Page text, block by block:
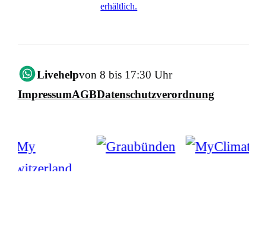
erhältlich.
Livehelpvon 8 bis 17:30 Uhr
ImpressumAGBDatenschutzverordnung